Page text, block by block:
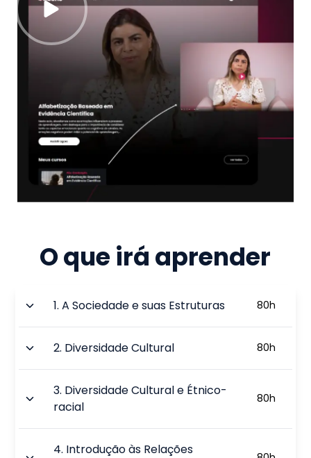
O que irá aprender
1.A Sociedade e suas Estruturas 80h
2. Diversidade Cultural 80h
3. Diversidade Cultural e Étnico-
racial
80h
4. Introdução às Relações